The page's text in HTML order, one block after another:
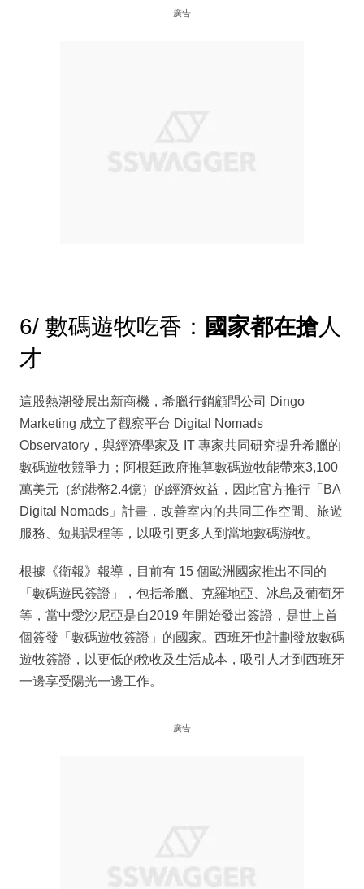
廣告
6/ 數碼遊牧吃香： 國家都在搶人
才
這股熱潮發展出新商機，希臘行銷顧問公司 Dingo
Marketing 成立了觀察平台 Digital Nomads
Observatory，與經濟學家及 IT 專家共同研究提升希臘的
數碼遊牧競爭力；阿根廷政府推算數碼遊牧能帶來3,100
萬美元（約港幣2.4億）的經濟效益，因此官方推行「BA
Digital Nomads」計畫，改善室內的共同工作空間、旅遊
服務、短期課程等，以吸引更多人到當地數碼游牧。
根據《衛報》報導，目前有 15 個歐洲國家推出不同的
「數碼遊民簽證」，包括希臘、克羅地亞、冰島及葡萄牙
等，當中愛沙尼亞是自2019 年開始發出簽證，是世上首
個簽發「數碼遊牧簽證」的國家。西班牙也計劃發放數碼
遊牧簽證，以更低的稅收及生活成本，吸引人才到西班牙
一邊享受陽光一邊工作。
廣告